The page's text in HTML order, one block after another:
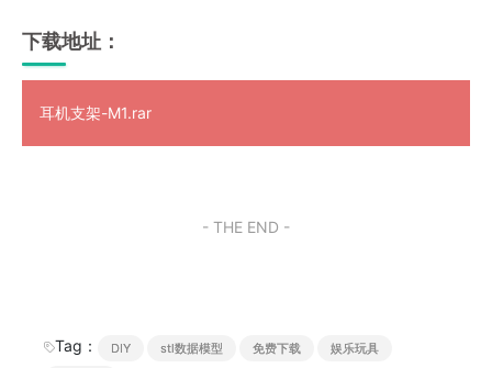
下载地址：
耳机支架-M1.rar
- THE END -
Tag： DIY stl数据模型 免费下载
娱乐玩具